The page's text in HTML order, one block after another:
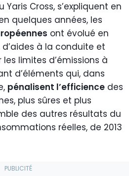
Cross, s’expliquent en
quelques années, les
ont évolué en
à la conduite et
les limites d’émissions à
d’éléments qui, dans
pénalisent l’efficience des
plus sûres et plus
des autres résultats du
réelles, de 2013